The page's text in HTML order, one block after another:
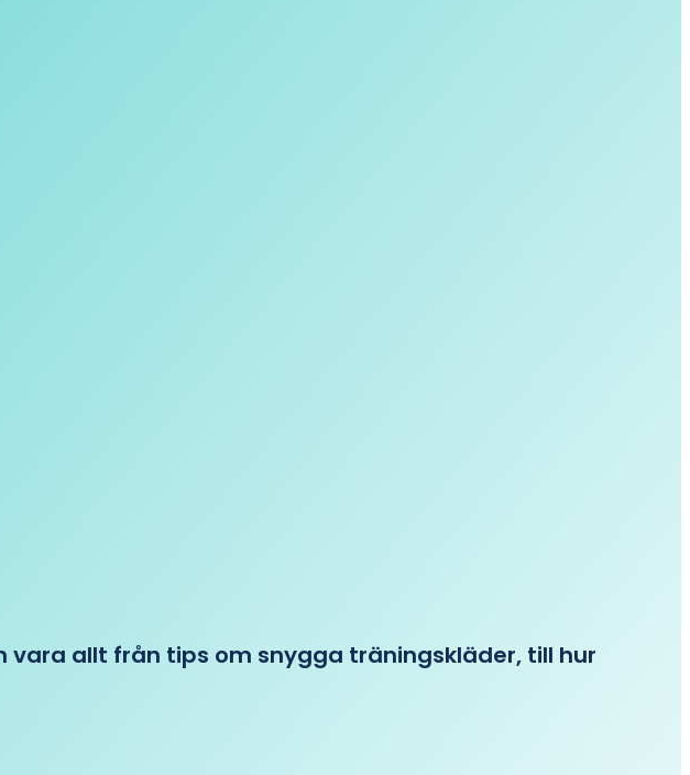
allt från tips om snygga träningskläder, till hur